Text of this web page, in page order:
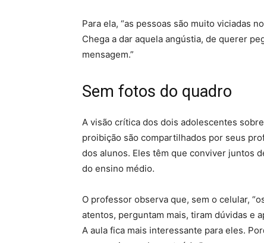
Para ela, “as pessoas são muito viciadas
Chega a dar aquela angústia, de querer
mensagem.”
Sem fotos do quadro
A visão crítica dos dois adolescentes
proibição são compartilhados por seus
dos alunos. Eles têm que conviver juntos
do ensino médio.
O professor observa que, sem o celular,
atentos, perguntam mais, tiram dúvidas e
A aula fica mais interessante para eles.